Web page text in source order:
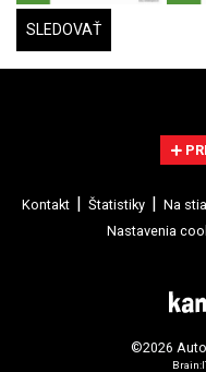
SLEDOVAŤ
Kontakt Štatistiky Na
Nastavenia
©2026